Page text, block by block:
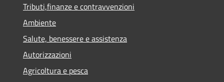
Tributi,finanze e contravvenzioni
Ambiente
Salute, benessere e assistenza
Autorizzazioni
Agricoltura e pesca